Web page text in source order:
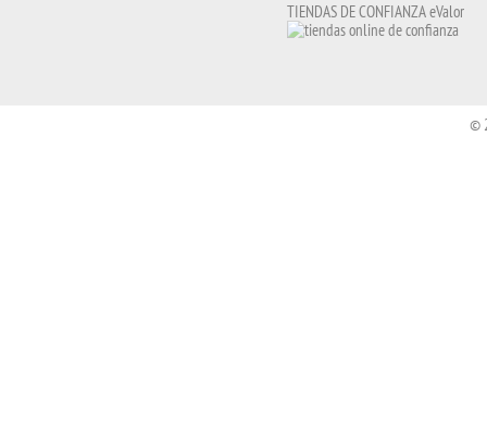
TIENDAS DE CONFIANZA eValor
©